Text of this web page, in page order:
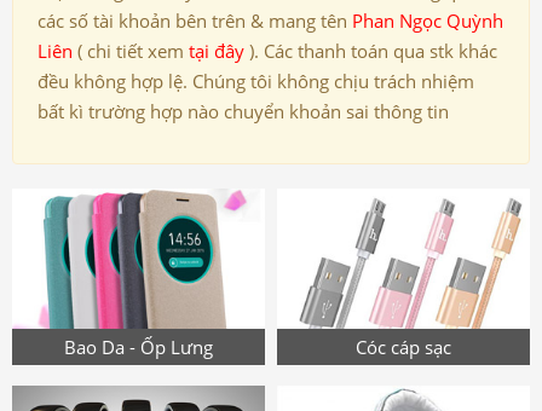
các số tài khoản bên trên & mang tên Phan Ngọc Quỳnh
Liên ( chi tiết xem tại đây ). Các thanh toán qua stk khác
đều không hợp lệ. Chúng tôi không chịu trách nhiệm
bất kì trường hợp nào chuyển khoản sai thông tin
Bao Da - Ốp Lưng Cóc cáp sạc